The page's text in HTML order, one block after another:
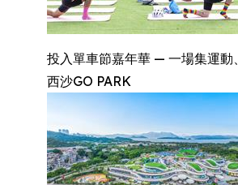
投入單車節嘉年華 — 一場集運動
西沙GO PARK